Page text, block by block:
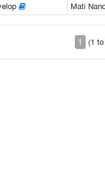
Mati
1 (1